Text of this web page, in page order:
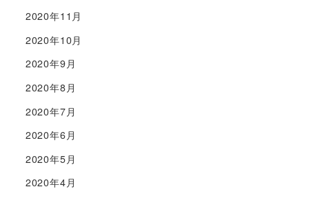
2020年11月
2020年10月
2020年9月
2020年8月
2020年7月
2020年6月
2020年5月
2020年4月